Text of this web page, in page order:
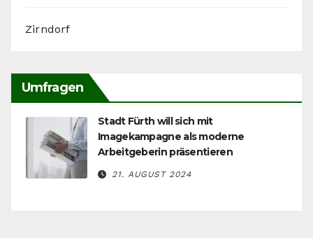
Zirndorf
Umfragen
Stadt Fürth will sich mit
Imagekampagne als moderne
Arbeitgeberin präsentieren
21. AUGUST 2024